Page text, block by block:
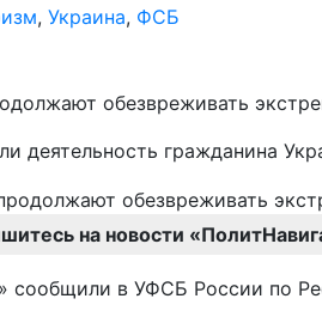
, Украина, ФСБ
обезвреживать
деятельность гражданина
на новости
сообщили в УФСБ России по